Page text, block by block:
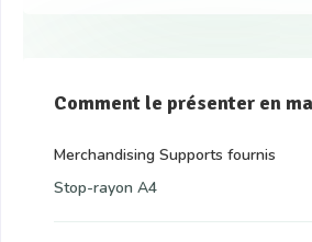
Comment le présenter en
Merchandising Supports fournis
Stop-rayon A4